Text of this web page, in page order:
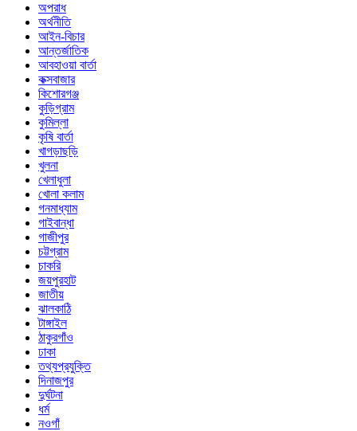
অপরাধ
অর্থনীতি
আইন-বিচার
আন্তর্জাতিক
আবহাওয়া বার্তা
কক্সবাজার
কিশোরগঞ্জ
কুড়িগ্রাম
কুমিল্লা
কৃষি বার্তা
খাগড়াছড়ি
খুলনা
খেলাধুলা
খোলা কলাম
গনমাধ্যাম
গাইবান্ধা
গাজীপুর
চট্টগ্রাম
চাকরি
জয়পুরহাট
জাতীয়
ঝালকাঠি
টাঙ্গাইল
ঠাকুরগাঁও
ঢাকা
তথ্যপ্রযুক্তি
দিনাজপুর
দুর্ঘটনা
ধর্ম
নওগাঁ